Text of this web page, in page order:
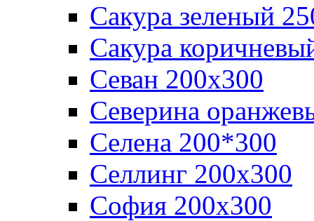
Сакура зеленый
Сакура
Севан 200х300
Северина
Селена 200*300
Селлинг 200х300
София 200х300